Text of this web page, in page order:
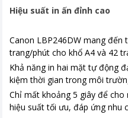
Hiệu suất in ấn đỉnh cao
Canon LBP246DW mang
trang/phút cho khổ A4 và 42
Khả năng in hai mặt tự động
kiệm thời gian trong môi
Chỉ mất khoảng 5 giây để
hiệu suất tối ưu, đáp ứng nhu